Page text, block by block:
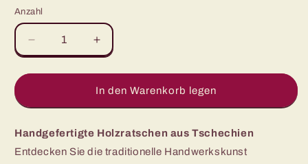
Anzahl
Anzahl
Verringere
die
Menge
-
Ratsche
Erhöhe
die
Menge
für
-
Ratsche
In den Warenkorb legen
Handgefertigte Holzratschen aus Tschechien
Entdecken Sie die traditionelle Handwerkskunst